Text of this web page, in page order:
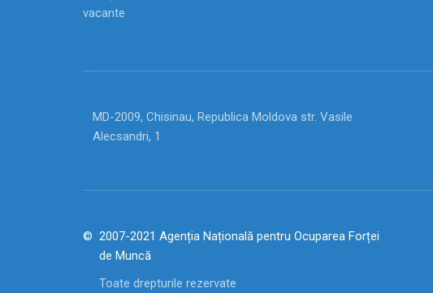
vacante
MD-2009, Chisinau, Republica Moldova str. Vasile
Alecsandri, 1
2007-2021 Agenția Națională pentru Ocuparea Forței
de Muncă
Toate drepturile rezervate